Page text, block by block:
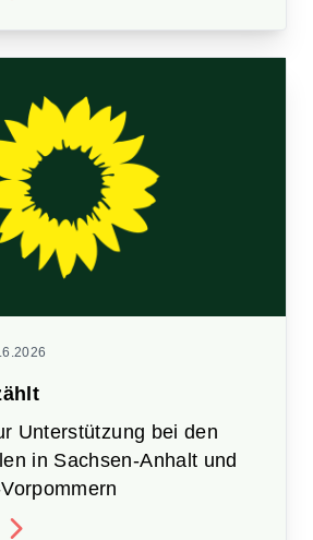
Unterstützung bei den
in Sachsen-Anhalt und